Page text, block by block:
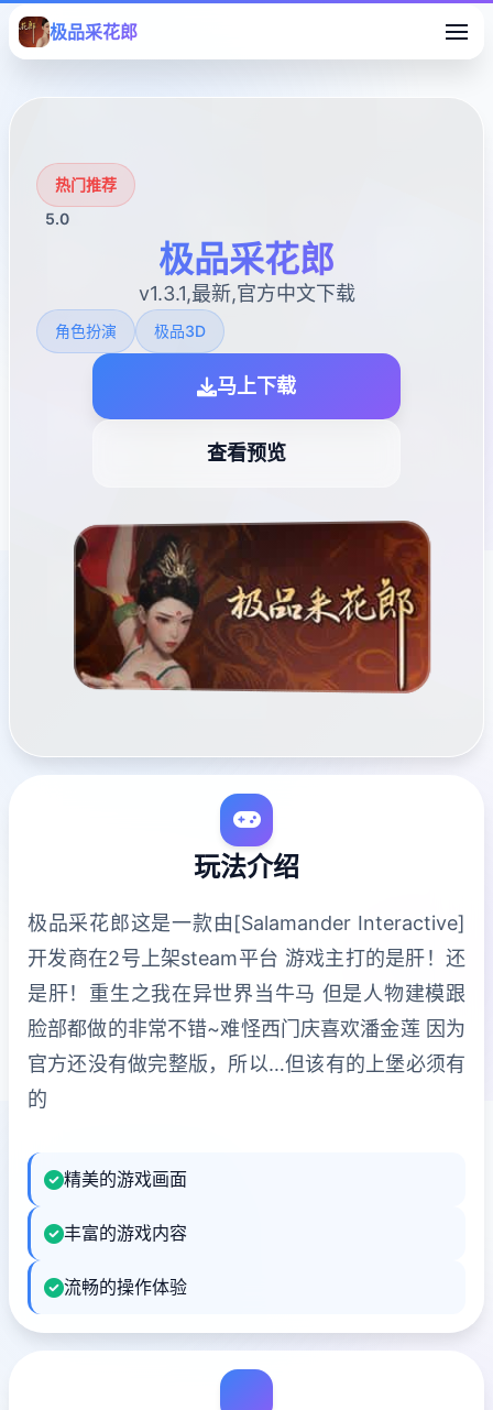
极品采花郎
热门推荐
5.0
极品采花郎
v1.3.1,最新,官方中文下载
角色扮演 极品3D
马上下载
查看预览
玩法介绍
极品采花郎这是一款由[Salamander Interactive]
开发商在2号上架steam平台 游戏主打的是肝！还
是肝！重生之我在异世界当牛马 但是人物建模跟
脸部都做的非常不错~难怪西门庆喜欢潘金莲 因为
官方还没有做完整版，所以…但该有的上堡必须有
的
精美的游戏画面
丰富的游戏内容
流畅的操作体验